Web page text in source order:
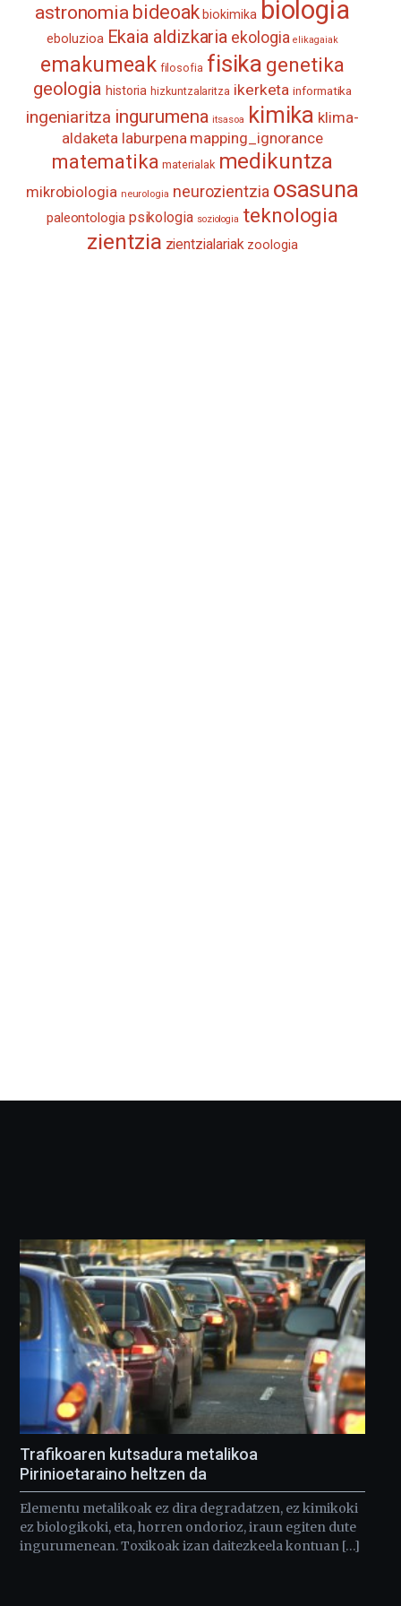
astronomia bideoak biokimika biologia
eboluzioa Ekaia aldizkaria ekologia elikagaiak
emakumeak filosofia fisika genetika
geologia historia hizkuntzalaritza ikerketa informatika
ingeniaritza ingurumena itsasoa kimika klima-
aldaketa laburpena mapping_ignorance
matematika materialak medikuntza
mikrobiologia neurologia neurozientzia osasuna
paleontologia psikologia soziologia teknologia
zientzia zientzialariak zoologia
Trafikoaren kutsadura metalikoa
Pirinioetaraino heltzen da
Elementu metalikoak ez dira degradatzen, ez kimikoki
ez biologikoki, eta, horren ondorioz, iraun egiten dute
ingurumenean. Toxikoak izan daitezkeela kontuan […]